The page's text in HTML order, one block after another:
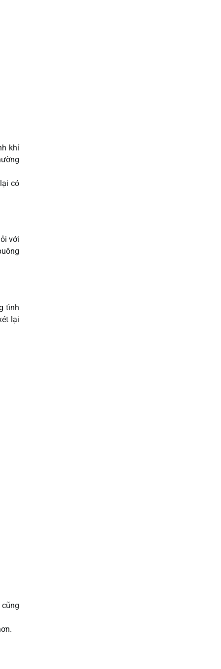
khí
có
với
tình
lại